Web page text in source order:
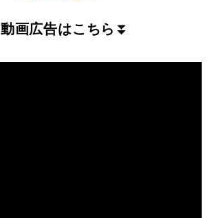
動画広告はこちら ⏬